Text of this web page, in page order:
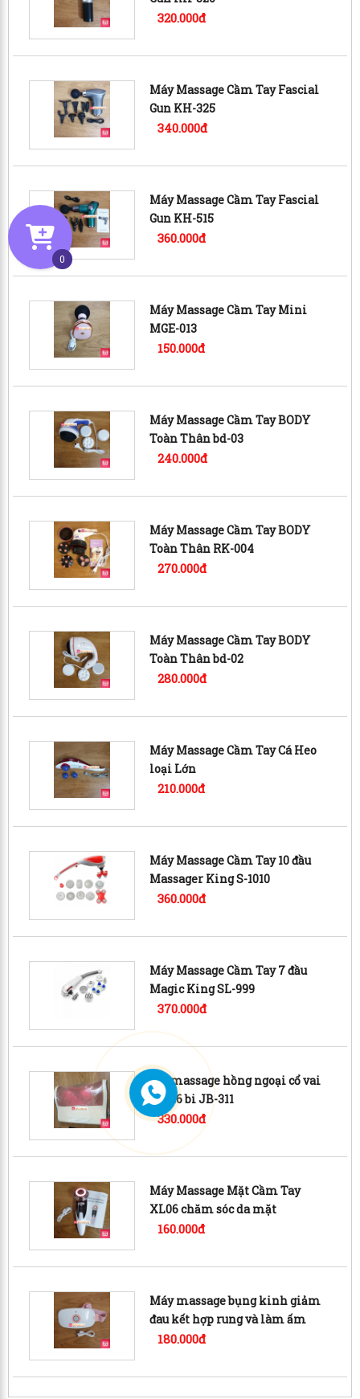
320.000đ
Máy Massage Cầm Tay Fascial
Gun KH-325
340.000đ
Máy Massage Cầm Tay Fascial
Gun KH-515
360.000đ
Máy Massage Cầm Tay Mini
MGE-013
150.000đ
Máy Massage Cầm Tay BODY
Toàn Thân bd-03
240.000đ
Máy Massage Cầm Tay BODY
Toàn Thân RK-004
270.000đ
Máy Massage Cầm Tay BODY
Toàn Thân bd-02
280.000đ
Máy Massage Cầm Tay Cá Heo
loại Lớn
210.000đ
Máy Massage Cầm Tay 10 đầu
Massager King S-1010
360.000đ
Máy Massage Cầm Tay 7 đầu
Magic King SL-999
370.000đ
Gối massage hồng ngoại cổ vai
gáy 16 bi JB-311
330.000đ
Máy Massage Mặt Cầm Tay
XL06 chăm sóc da mặt
160.000đ
Máy massage bụng kinh giảm
đau kết hợp rung và làm ấm
AISUOJIA
180.000đ
0